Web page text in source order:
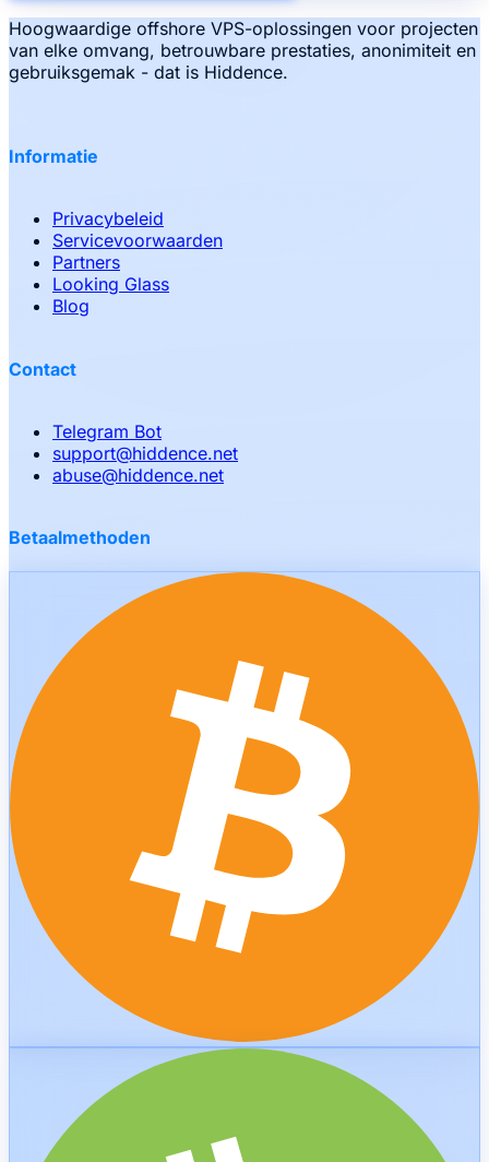
Hoogwaardige offshore VPS-oplossingen voor projecten
van elke omvang, betrouwbare prestaties, anonimiteit en
gebruiksgemak - dat is Hiddence.
Informatie
Privacybeleid
Servicevoorwaarden
Partners
Looking Glass
Blog
Contact
Telegram Bot
support@hiddence.net
abuse@hiddence.net
Betaalmethoden